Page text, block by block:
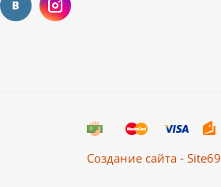
Создание сайта - Site69